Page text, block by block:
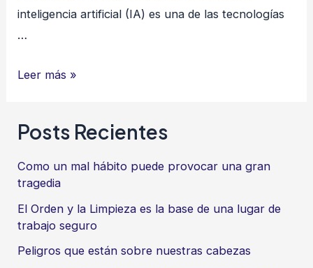
inteligencia artificial (IA) es una de las tecnologías
…
Introducción
inteligencia
y
aplicación
Leer más »
Posts Recientes
Como un mal hábito puede provocar una gran
tragedia
El Orden y la Limpieza es la base de una lugar de
trabajo seguro
Peligros que están sobre nuestras cabezas